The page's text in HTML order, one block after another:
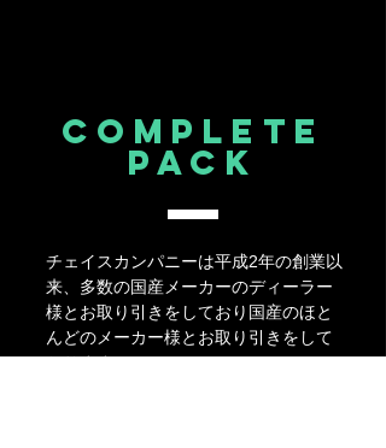
complete
​PACK
チェイスカンパニーは平成2年の創業以
来、多数の国産メーカーのディーラー
様とお取り引きをしており国産のほと
んどのメーカー様とお取り引きをして
おります